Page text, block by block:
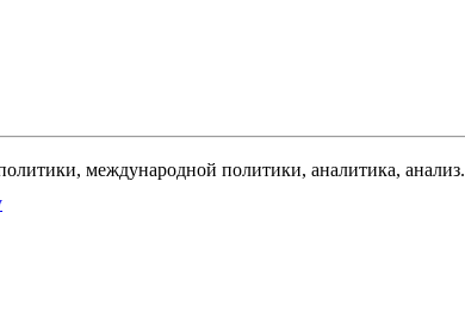
международной политики, аналитика, анализ.